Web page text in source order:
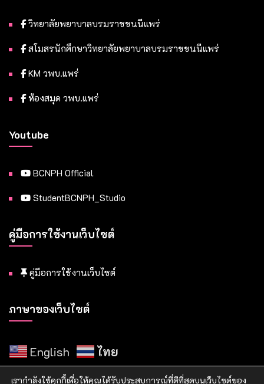
วิทยาลัยพยาบาลบรมราชชนนีแพร่
สโมสรนักศึกษาวิทยาลัยพยาบาลบรมราชชนนีแพร่
KM วพบ.แพร่
ห้องสมุด วพบ.แพร่
Youtube
BCNPH Official
StudentBCNPH_Studio
คู่มือการใช้งานเว็บไซต์
คู่มือการใช้งานเว็บไซต์
ภาษาของเว็บไซต์
English ไทย
เรากำลังใช้คุกกี้เพื่อให้คุณได้รับประสบการณ์ที่ดีที่สุดบนเว็บไซต์ของ